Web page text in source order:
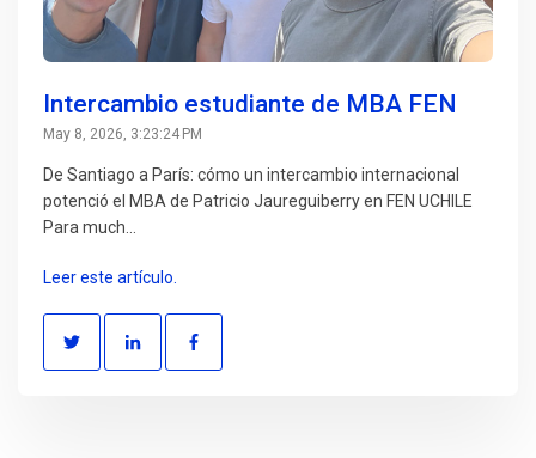
Intercambio estudiante de MBA FEN
May 8, 2026, 3:23:24 PM
De Santiago a París: cómo un intercambio internacional
potenció el MBA de Patricio Jaureguiberry en FEN UCHILE
Para much...
Leer este artículo.